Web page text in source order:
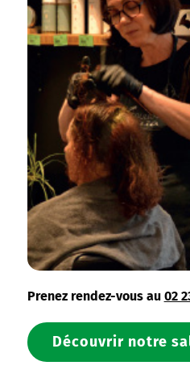
Prenez rendez-vous au 02
Découvrir notre